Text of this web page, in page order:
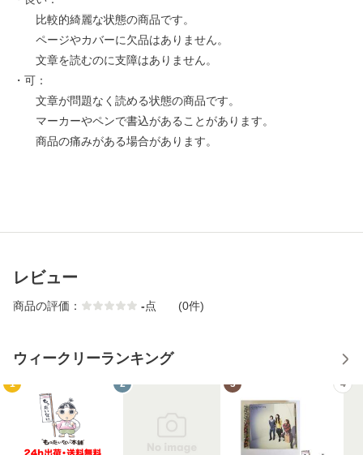
比較的綺麗な状態の商品です。
ページやカバーに欠品はありません。
文章を読むのに支障はありません。
・可：
文章が問題なく読める状態の商品です。
マーカーやペンで書込があることがあります。
商品の痛みがある場合があります。
レビュー
商品の評価： -点 (0件)
ウィークリーランキング
1 2 3 4